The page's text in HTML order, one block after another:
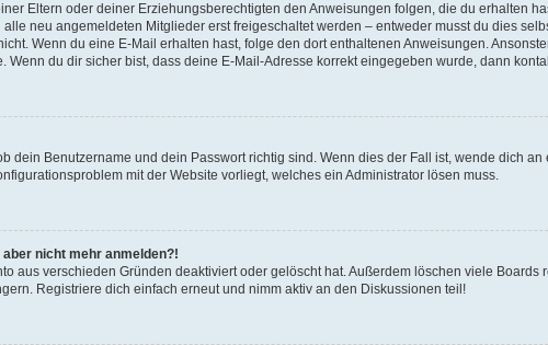
Eltern oder deiner Erziehungsberechtigten den Anweisungen folgen, die du erhalten
neu angemeldeten Mitglieder erst freigeschaltet werden – entweder musst du dies
Wenn du eine E-Mail erhalten hast, folge den dort enthaltenen Anweisungen.
du dir sicher bist, dass deine E-Mail-Adresse korrekt eingegeben wurde, dann
dein Benutzername und dein Passwort richtig sind. Wenn dies der Fall ist, wende dich
mit der Website vorliegt, welches ein Administrator lösen muss.
nicht mehr anmelden?!
aus verschieden Gründen deaktiviert oder gelöscht hat. Außerdem löschen viele
Registriere dich einfach erneut und nimm aktiv an den Diskussionen teil!